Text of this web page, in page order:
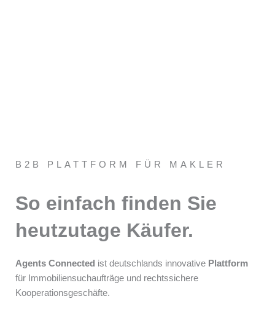
B2B PLATTFORM FÜR MAKLER
So einfach finden Sie
heutzutage Käufer.
Agents Connected ist deutschlands innovative Plattform
für Immobiliensuchaufträge und rechtssichere
Kooperationsgeschäfte.